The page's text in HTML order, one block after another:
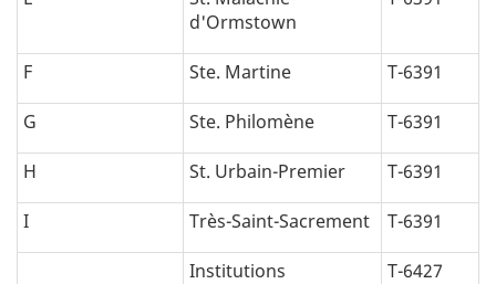
d'Ormstown
F Ste. Martine T-6391
G Ste. Philomène T-6391
H St. Urbain-Premier T-6391
I Très-Saint-Sacrement T-6391
Institutions T-6427